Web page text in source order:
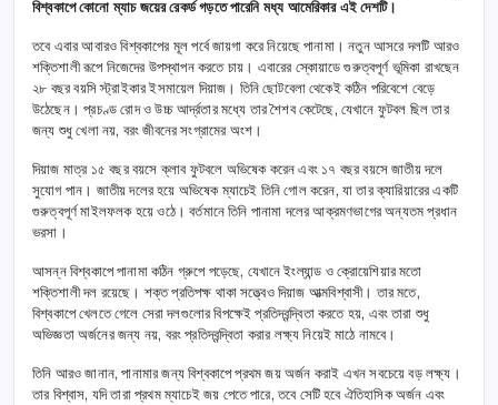
বিশ্বকাপে কোনো ম্যাচ জয়ের রেকর্ড গড়তে পারেনি মধ্য আমেরিকার এই দেশটি।
তবে এবার আবারও বিশ্বকাপের মূল পর্বে জায়গা করে নিয়েছে পানামা। নতুন আসরে দলটি আরও
শক্তিশালী রূপে নিজেদের উপস্থাপন করতে চায়। এবারের স্কোয়াডে গুরুত্বপূর্ণ ভূমিকা রাখছেন
২৮ বছর বয়সি স্ট্রাইকার ইসমায়েল দিয়াজ। তিনি ছোটবেলা থেকেই কঠিন পরিবেশে বেড়ে
উঠেছেন। প্রচণ্ড রোদ ও উচ্চ আর্দ্রতার মধ্যে তার শৈশব কেটেছে, যেখানে ফুটবল ছিল তার
জন্য শুধু খেলা নয়, বরং জীবনের সংগ্রামের অংশ।
দিয়াজ মাত্র ১৫ বছর বয়সে ক্লাব ফুটবলে অভিষেক করেন এবং ১৭ বছর বয়সে জাতীয় দলে
সুযোগ পান। জাতীয় দলের হয়ে অভিষেক ম্যাচেই তিনি গোল করেন, যা তার ক্যারিয়ারের একটি
গুরুত্বপূর্ণ মাইলফলক হয়ে ওঠে। বর্তমানে তিনি পানামা দলের আক্রমণভাগের অন্যতম প্রধান
ভরসা।
আসন্ন বিশ্বকাপে পানামা কঠিন গ্রুপে পড়েছে, যেখানে ইংল্যান্ড ও ক্রোয়েশিয়ার মতো
শক্তিশালী দল রয়েছে। শক্ত প্রতিপক্ষ থাকা সত্ত্বেও দিয়াজ আত্মবিশ্বাসী। তার মতে,
বিশ্বকাপে খেলতে গেলে সেরা দলগুলোর বিপক্ষেই প্রতিদ্বন্দ্বিতা করতে হয়, এবং তারা শুধু
অভিজ্ঞতা অর্জনের জন্য নয়, বরং প্রতিদ্বন্দ্বিতা করার লক্ষ্য নিয়েই মাঠে নামবে।
তিনি আরও জানান, পানামার জন্য বিশ্বকাপে প্রথম জয় অর্জন করাই এখন সবচেয়ে বড় লক্ষ্য।
তার বিশ্বাস, যদি তারা প্রথম ম্যাচেই জয় পেতে পারে, তবে সেটি হবে ঐতিহাসিক অর্জন এবং